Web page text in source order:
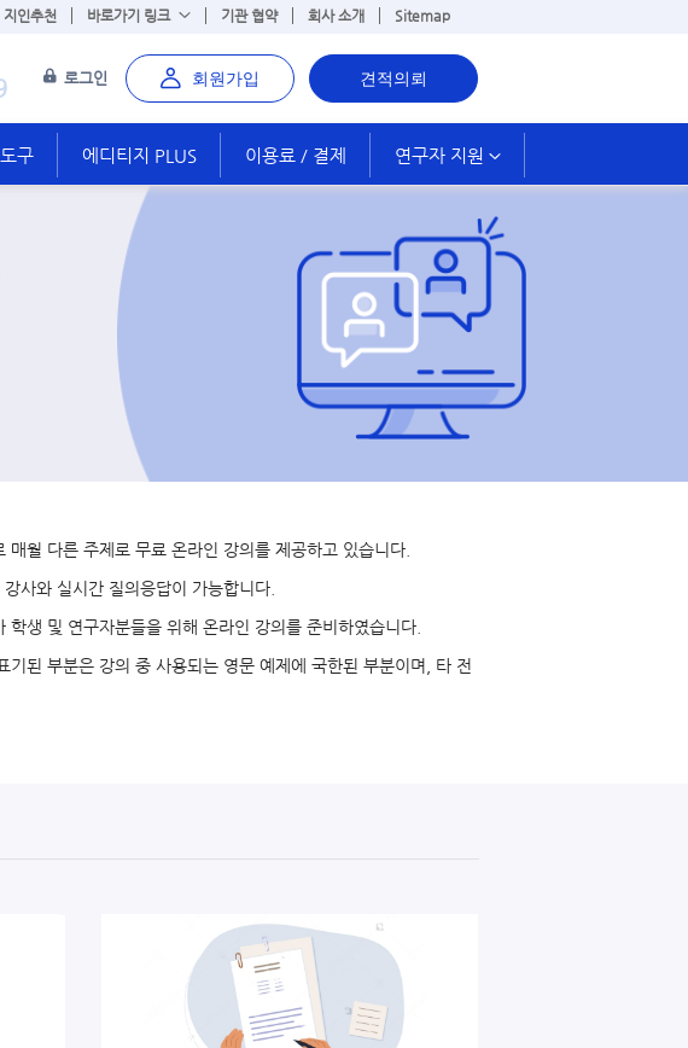
지인추천 바로가기 링크 기관 협약 회사 소개 Sitemap
로그인 회원가입 견적의뢰
구 에디티지 PLUS 이용료 / 결제 연구자 지원
월 다른 주제로 무료 온라인 강의를 제공하고 있습니다.
사와 실시간 질의응답이 가능합니다.
생 및 연구자분들을 위해 온라인 강의를 준비하였습니다.
된 부분은 강의 중 사용되는 영문 예제에 국한된 부분이며, 타 전